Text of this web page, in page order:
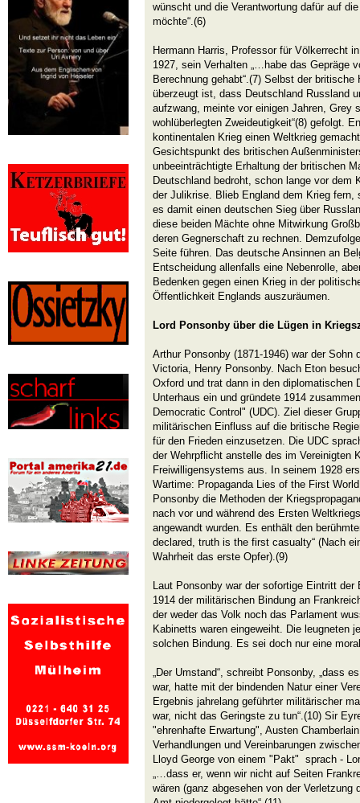
wünscht und die Verantwortung dafür auf
möchte“.(6)
Hermann Harris, Professor für Völkerrecht
1927, sein Verhalten „…habe das Gepräge
Berechnung gehabt“.(7) Selbst der
überzeugt ist, dass Deutschland Russland
aufzwang, meinte vor einigen Jahren, Grey
wohlüberlegten Zweideutigkeit“(8) gefolgt.
kontinentalen Krieg einen Weltkrieg
Gesichtspunkt des britischen
unbeeinträchtigte Erhaltung der britischen
Deutschland bedroht, schon lange vor dem
der Julikrise. Blieb England dem Krieg fern,
es damit einen deutschen Sieg über
diese beiden Mächte ohne Mitwirkung
deren Gegnerschaft zu rechnen.
Seite führen. Das deutsche Ansinnen an
Entscheidung allenfalls eine Nebenrolle,
Bedenken gegen einen Krieg in der
Öffentlichkeit Englands auszuräumen.
Lord Ponsonby über die Lügen in
Arthur Ponsonby (1871-1946) war der Sohn
Victoria, Henry Ponsonby. Nach Eton
Oxford und trat dann in den diplomatischen
Unterhaus ein und gründete 1914
Democratic Control" (UDC). Ziel dieser
militärischen Einfluss auf die britische
für den Frieden einzusetzen. Die UDC
der Wehrpflicht anstelle des im Vereinigten
Freiwilligensystems aus. In seinem 1928
Wartime: Propaganda Lies of the First
Ponsonby die Methoden der
nach vor und während des Ersten
angewandt wurden. Es enthält den
declared, truth is the first casualty“ (Nach
Wahrheit das erste Opfer).(9)
Laut Ponsonby war der sofortige Eintritt
1914 der militärischen Bindung an
der weder das Volk noch das Parlament
Kabinetts waren eingeweiht. Die leugneten
solchen Bindung. Es sei doch nur eine
„Der Umstand“, schreibt Ponsonby, „dass
war, hatte mit der bindenden Natur einer
Ergebnis jahrelang geführter militärischer
war, nicht das Geringste zu tun“.(10) Sir
"ehrenhafte Erwartung", Austen
Verhandlungen und Vereinbarungen
Lloyd George von einem "Pakt" sprach -
„…dass er, wenn wir nicht auf Seiten
wären (ganz abgesehen von der Verletzung